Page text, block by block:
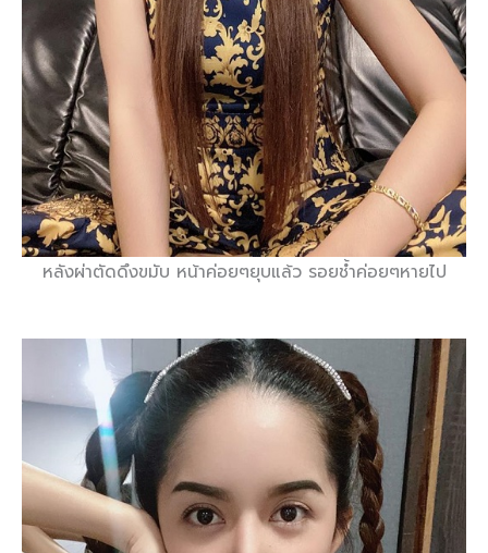
หลังผ่าตัดดึงขมับ หน้าค่อยๆยุบแล้ว รอยช้ำค่อยๆหายไป